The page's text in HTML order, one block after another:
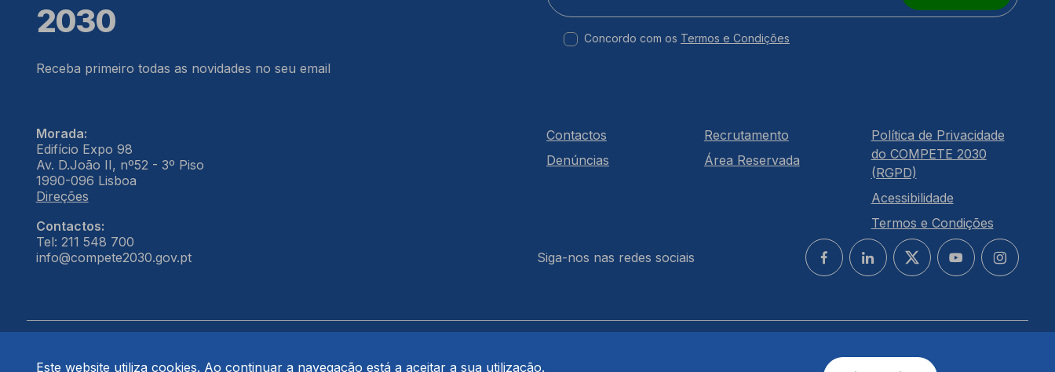
Este website utiliza cookies. Ao continuar a navegação está a aceitar a sua utilização.
2030
Receba primeiro todas as novidades no seu email
Concordo com os Termos e Condições
Morada:
Edifício Expo 98
Av. D.João II, nº52 - 3º Piso
1990-096 Lisboa
Direções
Contactos:
Tel: 211 548 700
info@compete2030.gov.pt
Contactos
Denúncias
Recrutamento
Área Reservada
Política de Privacidade
do COMPETE 2030
(RGPD)
Acessibilidade
Termos e Condições
Siga-nos nas redes sociais